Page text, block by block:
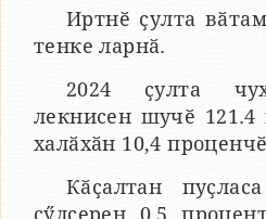
Иртнӗ ҫулта
тенке ларнӑ.
2024 ҫулта
лекнисен шучӗ
халӑхӑн 10,4
Кӑҫалтан
ҫӳлсерен 0,5